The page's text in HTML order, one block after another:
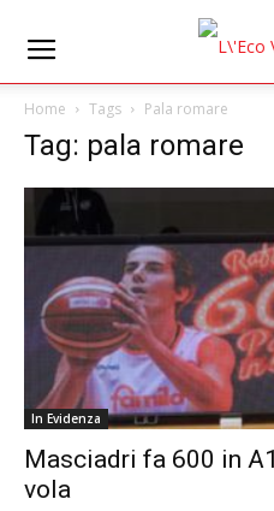
Home Tags Pala romare
Tag: pala romare
In Evidenza
Masciadri fa 600 in
vola